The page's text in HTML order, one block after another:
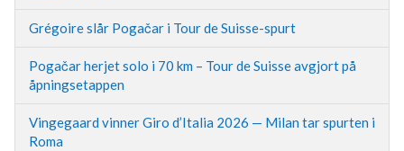
Grégoire slår Pogačar i Tour de Suisse-spurt
Pogačar herjet solo i 70 km – Tour de Suisse avgjort på
åpningsetappen
Vingegaard vinner Giro d’Italia 2026 — Milan tar spurten i
Roma